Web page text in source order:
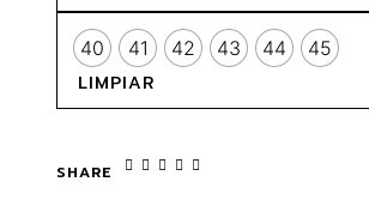
40 41 42 43 44 45
LIMPIAR
SHARE